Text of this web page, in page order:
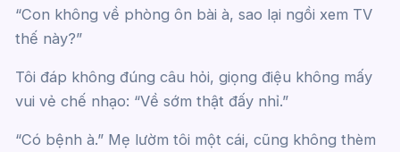
“Con không về phòng ôn bài à, sao lại ngồi xem TV
thế này?”
Tôi đáp không đúng câu hỏi, giọng điệu không mấy
vui vẻ chế nhạo: “Về sớm thật đấy nhỉ.”
“Có bệnh à.” Mẹ lườm tôi một cái, cũng không thèm